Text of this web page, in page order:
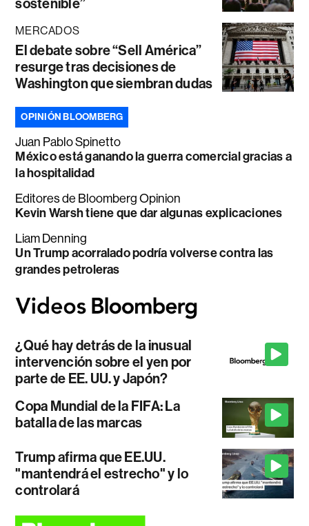
sostenible”
MERCADOS
El debate sobre “Sell América”
resurge tras decisiones de
Washington que siembran dudas
OPINIÓN BLOOMBERG
Juan Pablo Spinetto
México está ganando la guerra comercial gracias a
la hospitalidad
Editores de Bloomberg Opinion
Kevin Warsh tiene que dar algunas explicaciones
Liam Denning
Un Trump acorralado podría volverse contra las
grandes petroleras
¿Qué hay detrás de la inusual
intervención sobre el yen por
parte de EE. UU. y Japón?
Copa Mundial de la FIFA: La
batalla de las marcas
Trump afirma que EE.UU.
"mantendrá el estrecho" y lo
controlará